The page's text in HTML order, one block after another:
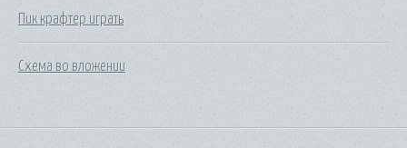
Пик крафтер играть
Схема во вложении